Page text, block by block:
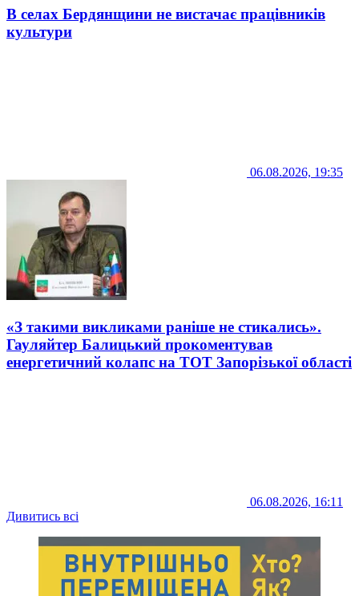
В селах Бердянщини не вистачає працівників
культури
06.08.2026, 19:35
«З такими викликами раніше не стикались».
Гауляйтер Балицький прокоментував
енергетичний колапс на ТОТ Запорізької області
06.08.2026, 16:11
Дивитись всі